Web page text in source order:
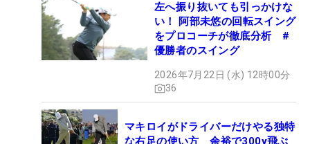
左へ振り抜いても引っかけな
い！ 阿部未悠の回転スイング
をプロコーチが徹底分析 #
優勝者のスイング
2026年7月22日 (水) 12時00分
36
マキロイがドライバーだけやる独特
な右足の使い方 余裕で300y飛ぶ